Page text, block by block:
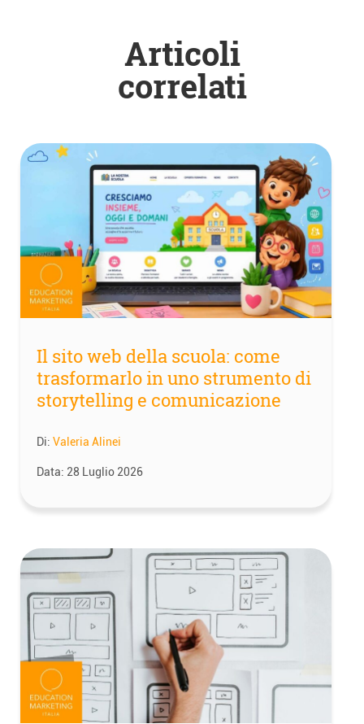
Articoli
correlati
Il sito web della scuola: come
trasformarlo in uno strumento di
storytelling e comunicazione
Di: Valeria Alinei
Data: 28 Luglio 2026